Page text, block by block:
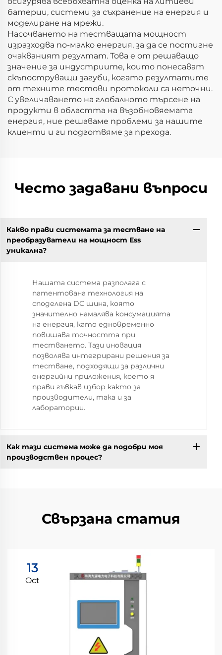
батерии, системи за съхранение на енергия и
моделиране на мрежи.
Насочването на тестващата мощност
изразходва по-малко енергия, за да се постигне
очакваният резултат. Това е от решаващо
значение за индустриите, които понесават
скъпоструващи загуби, когато резултатите
от техните тестови протоколи са неточни.
С увеличаването на глобалното търсене на
продукти в областта на възобновяемата
енергия, ние решаваме проблеми за нашите
клиенти и ги подготвяме за прехода.
Често задавани въпроси
Какво прави системата за тестване на
преобразуватели на мощност Ess
уникална?
Нашата система разполага с
патентована технология на
споделена DC шина, която
значително намалява консумацията
на енергия, като едновременно
повишава точността при
тестването. Тази иновация
позволява интегрирани решения за
тестване, подходящи за различни
енергийни приложения, което я
прави гъвкав избор както за
производители, така и за
лаборатории.
Как тази система може да подобри моя
производствен процес?
Свързана статия
13
Oct